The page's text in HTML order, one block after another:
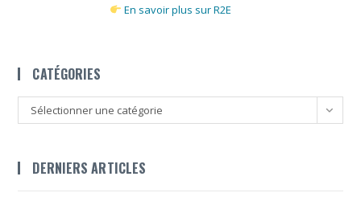
En savoir plus sur R2E
CATÉGORIES
Catégories
Sélectionner une catégorie
DERNIERS ARTICLES